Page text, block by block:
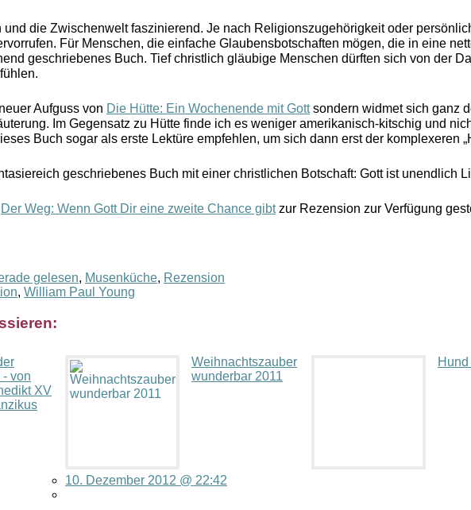
und die Zwischenwelt faszinierend. Je nach Religionszugehörigkeit oder
Für Menschen, die einfache Glaubensbotschaften mögen, die in eine
geschriebenes Buch. Tief christlich gläubige Menschen dürften sich von der
Aufguss von Die Hütte: Ein Wochenende mit Gottsondern widmet sich ganz
Im Gegensatz zu Hütte finde ich es weniger amerikanisch-kitschig und
Buch sogar als erste Lektüre empfehlen, um sich dann erst der komplexeren
geschriebenes Buch mit einer christlichen Botschaft: Gott ist unendlich
Der Weg: Wenn Gott Dir eine zweite Chance gibtzur Rezension zur Verfügung
gelesen, Musenküche, Rezension
, William Paul Young
- von
XV
Weihnachtszauber
wunderbar 2011
10. Dezember 2012 @ 22:42